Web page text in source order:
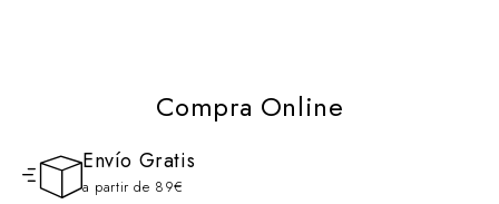
Compra Online
Envío Gratis
a partir de 89€